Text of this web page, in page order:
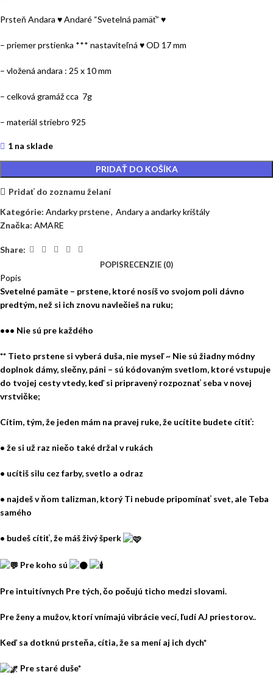
Prsteň Andara ♥ Andaré “Svetelná pamäť” ♥
– priemer prstienka *** nastaviteľná ♥ OD 17 mm
– vložená andara : 25 x 10 mm
– celková gramáž cca 7g
– materiál striebro 925
1 na sklade
PRIDAŤ DO KOŠÍKA
Pridať do zoznamu želaní
Kategórie: Andarky prstene, Andary a andarky krištály
Značka: AMARE
Share:
POPISRECENZIE (0)
Popis
Svetelné pamäte – prstene, ktoré nosíš vo svojom poli dávno
predtým, než si ich znovu navlečieš na ruku;
••• Nie sú pre každého
** Tieto prstene si vyberá duša, nie myseľ ~ Nie sú žiadny módny
doplnok dámy, slečny, páni – sú kódovaným svetlom, ktoré vstupuje
do tvojej cesty vtedy, keď si pripravený rozpoznať seba v novej
vrstvičke;
Cítim, tým, že jeden mám na pravej ruke, že ucítite budete cítiť:
• že si už raz niečo také držal v rukách
• ucítiš silu cez farby, svetlo a odraz
• najdeš v ňom talizman, ktorý Ti nebude pripomínať svet, ale Teba
samého
• budeš cítiť, že máš živý šperk
Pre koho sú
Pre intuitívnych Pre tých, čo počujú ticho medzi slovami.
Pre ženy a mužov, ktorí vnímajú vibrácie vecí, ľudí AJ priestorov..
Keď sa dotknú prsteňa, cítia, že sa mení aj ich dych*
Pre staré duše*